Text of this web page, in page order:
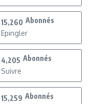
15,260 Abonnés
Epingler
4,205 Abonnés
Suivre
15,259 Abonnés